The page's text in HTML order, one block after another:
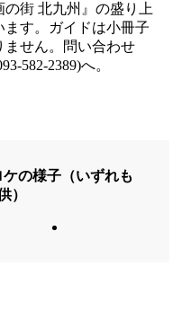
街 北九州』の盛り上
す。ガイドは小冊子
ません。問い合わせ
582-2389)へ。
の様子（いずれも
）